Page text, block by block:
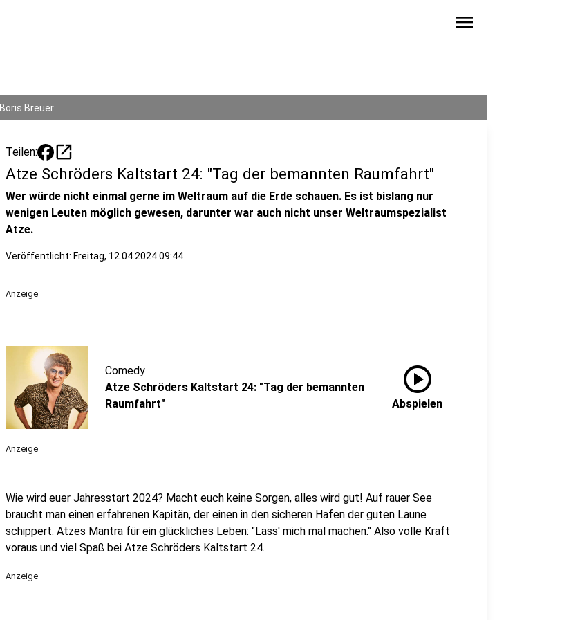
menu
Boris Breuer
Teilen: open_in_new
Atze Schröders Kaltstart 24: "Tag der bemannten Raumfahrt"
Wer würde nicht einmal gerne im Weltraum auf die Erde schauen. Es ist bislang nur
wenigen Leuten möglich gewesen, darunter war auch nicht unser Weltraumspezialist
Atze.
Veröffentlicht: Freitag, 12.04.2024 09:44
Anzeige
Comedy
Atze Schröders Kaltstart 24: "Tag der bemannten
Raumfahrt"
play_circle
Abspielen
Anzeige
Wie wird euer Jahresstart 2024? Macht euch keine Sorgen, alles wird gut! Auf rauer See
braucht man einen erfahrenen Kapitän, der einen in den sicheren Hafen der guten Laune
schippert. Atzes Mantra für ein glückliches Leben: "Lass' mich mal machen." Also volle Kraft
voraus und viel Spaß bei Atze Schröders Kaltstart 24.
Anzeige